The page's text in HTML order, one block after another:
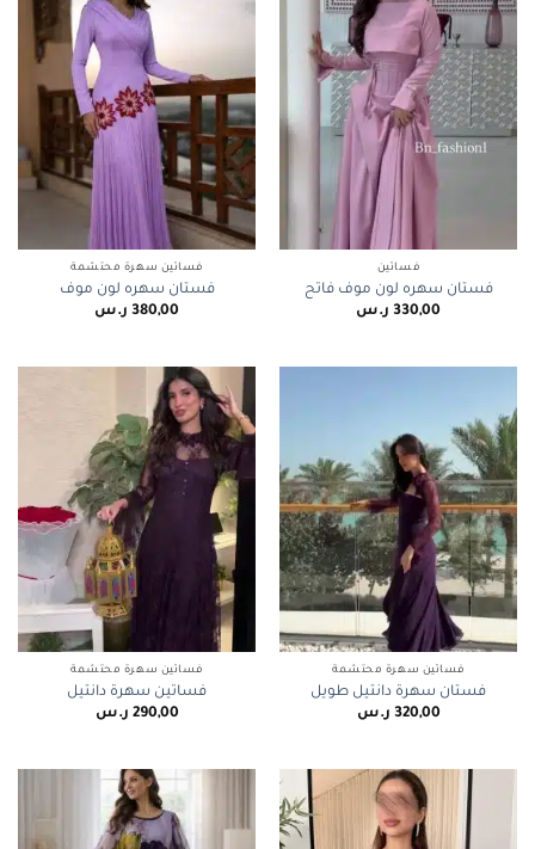
فساتين
فستان سهره لون موف فاتح
330,00 ر.س
فساتين سهرة محتشمة
فستان سهره لون موف
380,00 ر.س
فساتين سهرة محتشمة
فستان سهرة دانتيل طويل
320,00 ر.س
فساتين سهرة محتشمة
فساتين سهرة دانتيل
290,00 ر.س